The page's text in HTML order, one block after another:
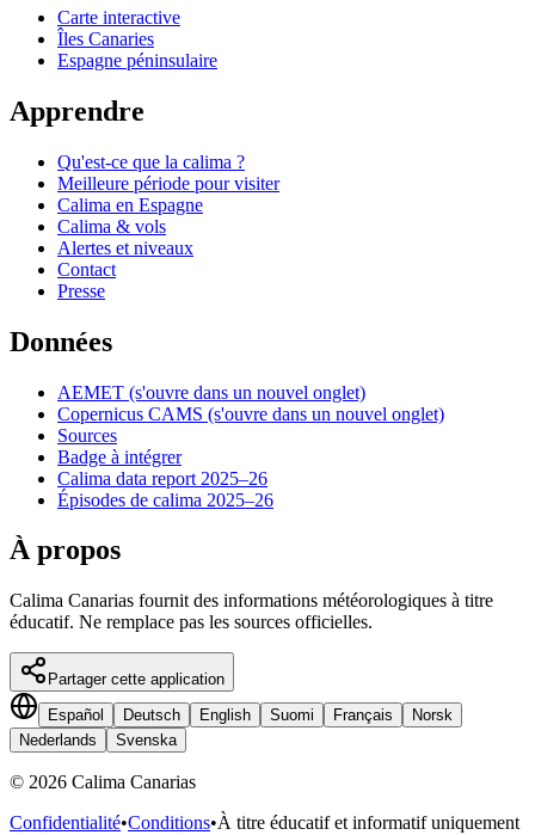
Carte interactive
Îles Canaries
Espagne péninsulaire
Apprendre
Qu'est-ce que la calima ?
Meilleure période pour visiter
Calima en Espagne
Calima & vols
Alertes et niveaux
Contact
Presse
Données
AEMET (s'ouvre dans un nouvel onglet)
Copernicus CAMS (s'ouvre dans un nouvel onglet)
Sources
Badge à intégrer
Calima data report 2025–26
Épisodes de calima 2025–26
À propos
Calima Canarias fournit des informations météorologiques à titre
éducatif. Ne remplace pas les sources officielles.
Partager cette application
Español
Deutsch English Suomi Français
Norsk
Nederlands
Svenska
© 2026 Calima Canarias
Confidentialité•Conditions•À titre éducatif et informatif uniquement